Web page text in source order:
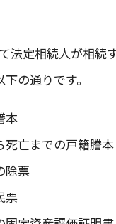
法定相続人が相続
の通りです。
本
死亡までの戸籍謄本
除票
票